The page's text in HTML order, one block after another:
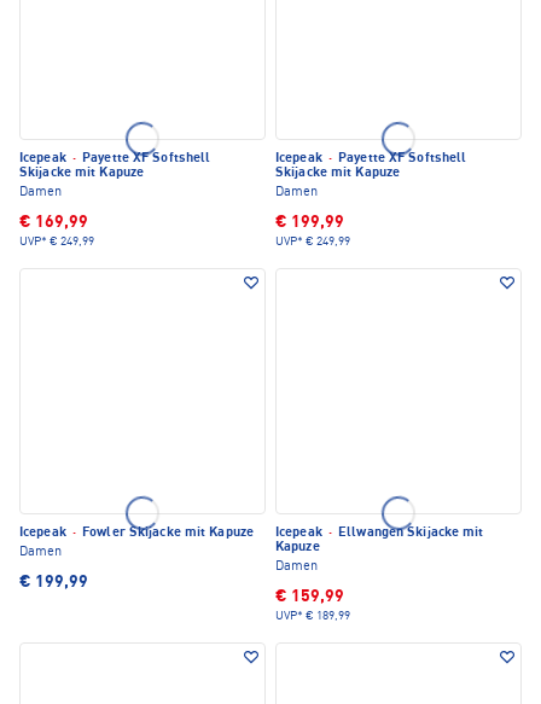
Icepeak · Payette XF Softshell
Skijacke mit Kapuze
Damen
€ 169,99
UVP* € 249,99
Icepeak · Payette XF Softshell
Skijacke mit Kapuze
Damen
€ 199,99
UVP* € 249,99
Icepeak · Fowler Skijacke mit Kapuze
Damen
€ 199,99
Icepeak · Ellwangen Skijacke mit
Kapuze
Damen
€ 159,99
UVP* € 189,99